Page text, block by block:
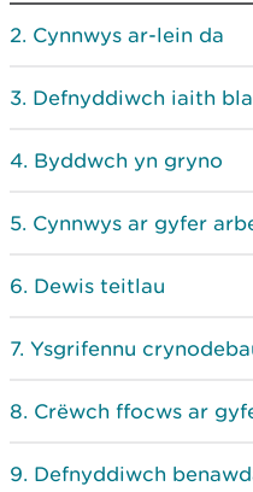
Cynnwys ar-lein da
Defnyddiwch iaith
Byddwch yn gryno
Cynnwys ar gyfer
Dewis teitlau
Ysgrifennu
Crëwch ffocws ar
Defnyddiwch